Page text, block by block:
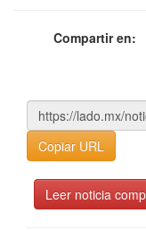
Compartir en:
Copiar URL
Leer noticia